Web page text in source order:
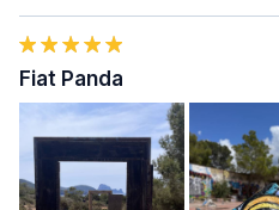
Fiat Panda